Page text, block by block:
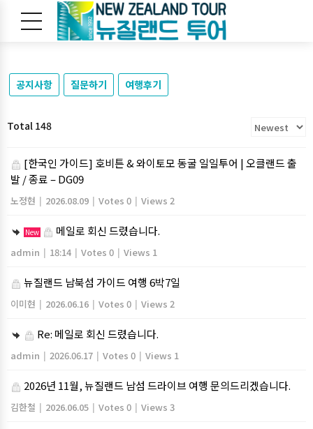
공지사항 질문하기 여행후기
Total 148
[한국인 가이드] 호비튼 & 와이토모 동굴 일일투어 | 오클랜드 출
발 / 종료 – DG09
노정현 | 2026.08.09 | Votes 0 | Views 2
New 메일로 회신 드렸습니다.
admin | 18:14 | Votes 0 | Views 1
뉴질랜드 남북섬 가이드 여행 6박7일
이미현 | 2026.06.16 | Votes 0 | Views 2
Re: 메일로 회신 드렸습니다.
admin | 2026.06.17 | Votes 0 | Views 1
2026년 11월, 뉴질랜드 남섬 드라이브 여행 문의드리겠습니다.
김한철 | 2026.06.05 | Votes 0 | Views 3